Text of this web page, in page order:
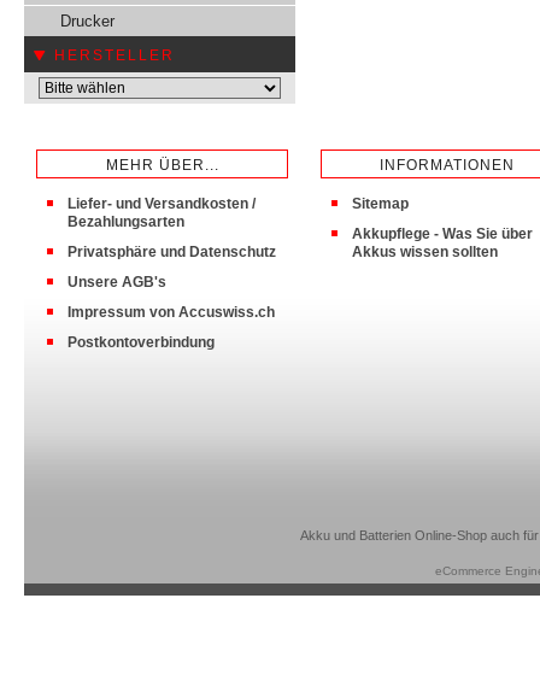
Drucker
HERSTELLER
MEHR ÜBER...
Liefer- und Versandkosten /
Bezahlungsarten
Privatsphäre und Datenschutz
Unsere AGB's
Impressum von Accuswiss.ch
Postkontoverbindung
INFORMATIONEN
Sitemap
Akkupflege - Was Sie über
Akkus wissen sollten
Akku und Batterien Online-Shop auch
eCommerce